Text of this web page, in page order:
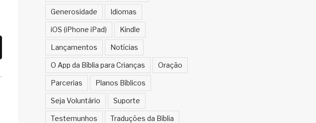
Generosidade Idiomas
iOS (iPhone iPad) Kindle
Lançamentos Notícias
O App da Bíblia para Crianças Oração
Parcerias Planos Bíblicos
Seja Voluntário Suporte
Testemunhos Traduções da Bíblia